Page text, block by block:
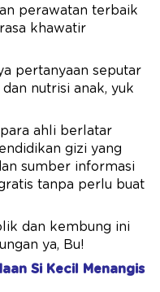
perawatan terbaik
khawatir
pertanyaan seputar
nutrisi anak, yuk
ahli berlatar
gizi yang
sumber informasi
tanpa perlu buat
dan kembung ini
ya, Bu!
Si Kecil Menangis